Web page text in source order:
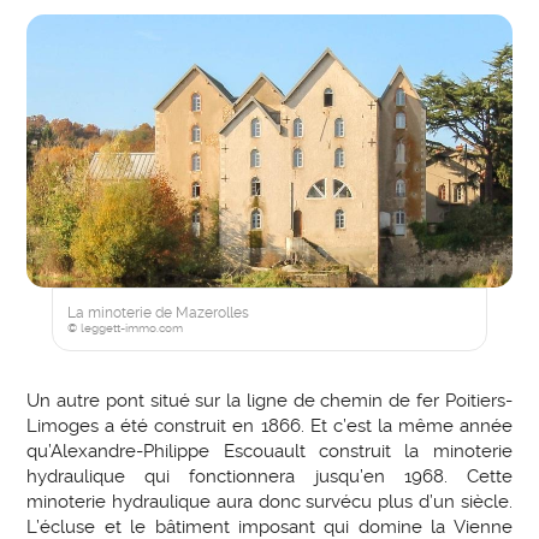
La minoterie de Mazerolles
© leggett-immo.com
Un autre pont situé sur la ligne de chemin de fer Poitiers-
Limoges a été construit en 1866. Et c’est la même année
qu’Alexandre-Philippe Escouault construit la minoterie
hydraulique qui fonctionnera jusqu’en 1968. Cette
minoterie hydraulique aura donc survécu plus d’un siècle.
L’écluse et le bâtiment imposant qui domine la Vienne